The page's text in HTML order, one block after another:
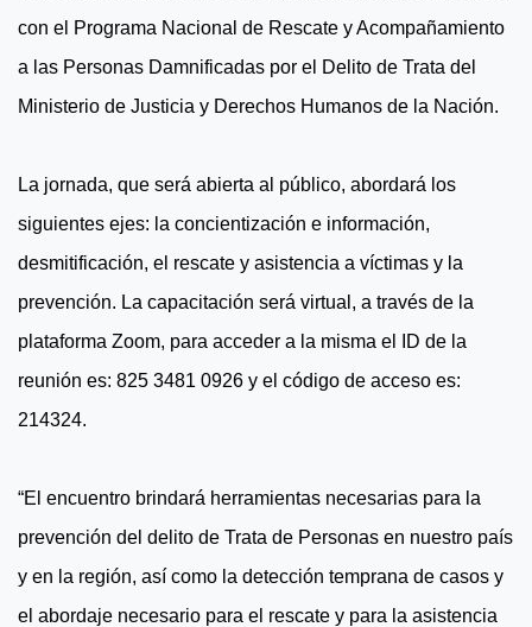
con el Programa Nacional de Rescate y Acompañamiento
a las Personas Damnificadas por el Delito de Trata del
Ministerio de Justicia y Derechos Humanos de la Nación.
La jornada, que será abierta al público, abordará los
siguientes ejes: la concientización e información,
desmitificación, el rescate y asistencia a víctimas y la
prevención. La capacitación será virtual, a través de la
plataforma Zoom, para acceder a la misma el ID de la
reunión es: 825 3481 0926 y el código de acceso es:
214324.
“El encuentro brindará herramientas necesarias para la
prevención del delito de Trata de Personas en nuestro país
y en la región, así como la detección temprana de casos y
el abordaje necesario para el rescate y para la asistencia